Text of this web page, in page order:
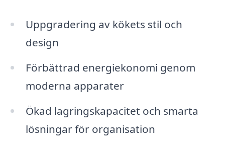
Uppgradering av kökets stil och
design
Förbättrad energiekonomi genom
moderna apparater
Ökad lagringskapacitet och smarta
lösningar för organisation